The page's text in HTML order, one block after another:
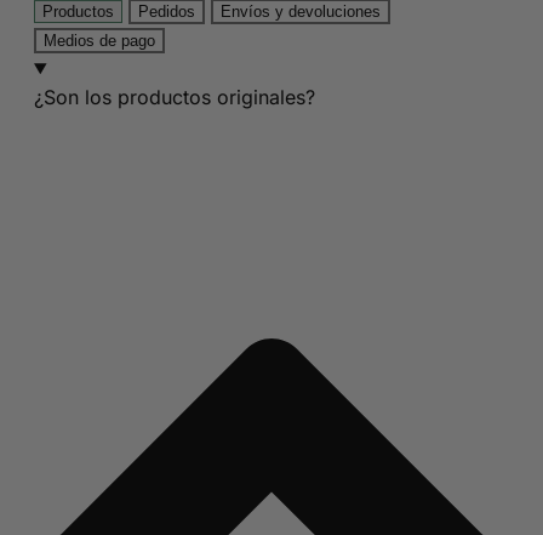
Productos Pedidos
Envíos y devoluciones
Medios de pago
¿Son los productos originales?